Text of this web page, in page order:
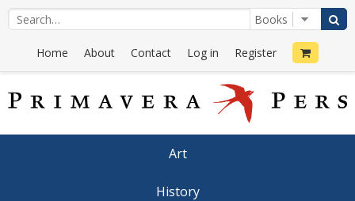
Home About Contact Log in Register
Art
History